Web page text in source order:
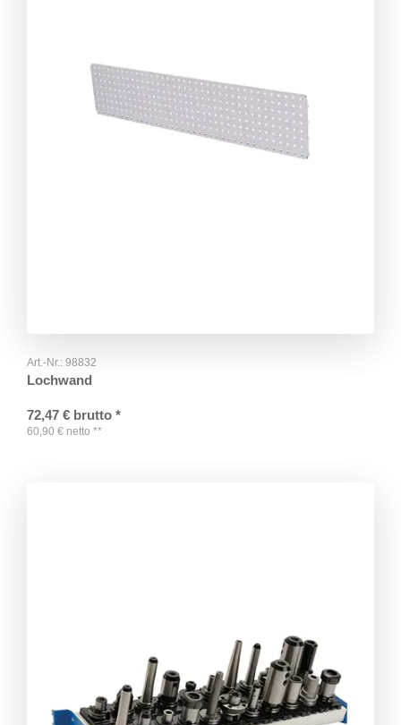
Art.-Nr.: 98832
Lochwand
72,47 € brutto *
60,90 € netto **